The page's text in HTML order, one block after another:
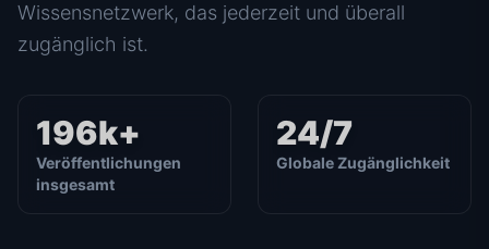
Wissensnetzwerk, das jederzeit und überall
zugänglich ist.
196k+
Veröffentlichungen
insgesamt
24/7
Globale Zugänglichkeit